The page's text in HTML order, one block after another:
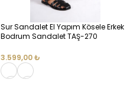
Sur Sandalet El Yapım Kösele Erkek
Bodrum Sandalet TAŞ-270
3.599,00₺